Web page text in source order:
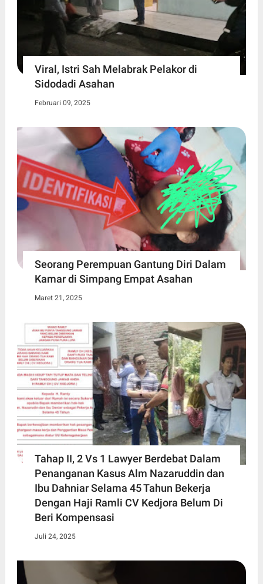
Viral, Istri Sah Melabrak Pelakor di
Sidodadi Asahan
Februari 09, 2025
Seorang Perempuan Gantung Diri Dalam
Kamar di Simpang Empat Asahan
Maret 21, 2025
Tahap II, 2 Vs 1 Lawyer Berdebat Dalam
Penanganan Kasus Alm Nazaruddin dan
Ibu Dahniar Selama 45 Tahun Bekerja
Dengan Haji Ramli CV Kedjora Belum Di
Beri Kompensasi
Juli 24, 2025